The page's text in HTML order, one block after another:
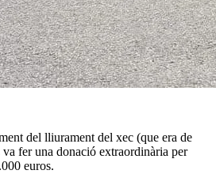
del lliurament del xec (que era de
va fer una donació extraordinària per
euros.